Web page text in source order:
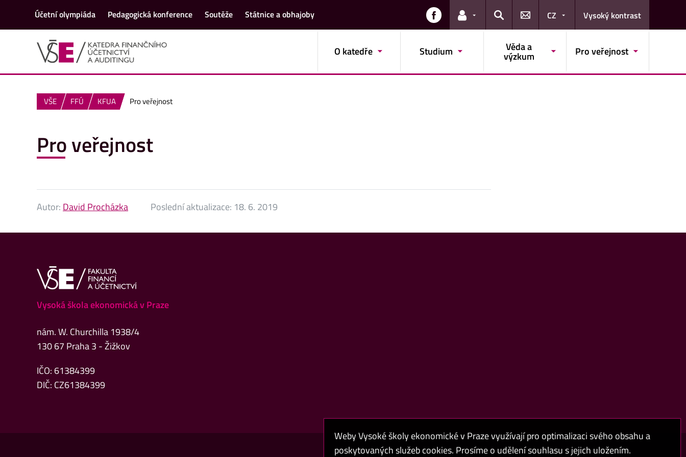
Účetní olympiáda Pedagogická konference Soutěže Státnice a obhajoby
Odkazy pro uživatele
Hledat
CZ Vysoký kontrast
O katedře Studium Věda a
výzkum Pro veřejnost
VŠE FFÚ KFUA Pro veřejnost
Pro veřejnost
Autor: David Procházka Poslední aktualizace: 18. 6. 2019
Vysoká škola ekonomická v Praze
nám. W. Churchilla 1938/4
130 67 Praha 3 - Žižkov
IČO: 61384399
DIČ: CZ61384399
Weby Vysoké školy ekonomické v Praze využívají pro optimalizaci svého obsahu a
poskytovaných služeb cookies. Prosíme o udělení souhlasu s jejich uložením.